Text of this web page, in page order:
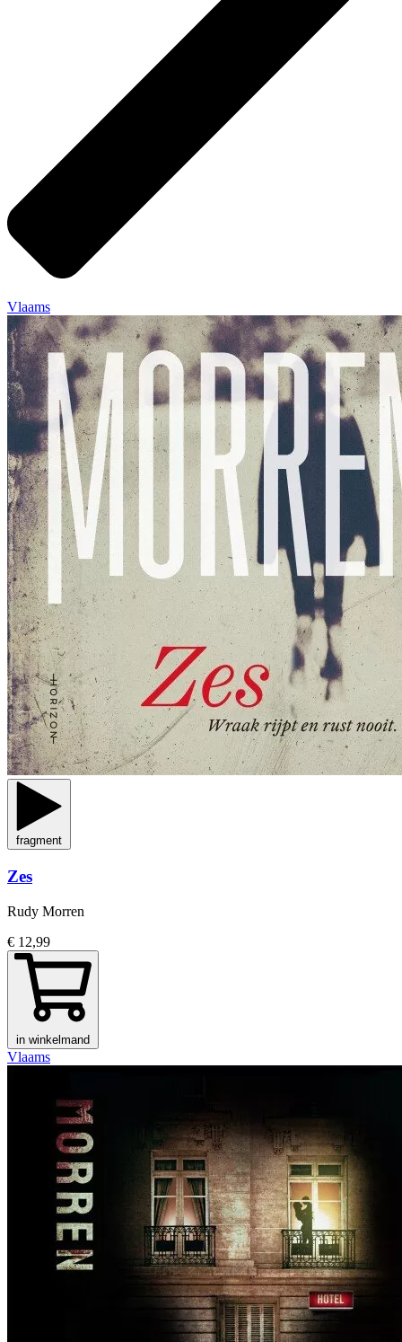
Vlaams
fragment
Zes
Rudy Morren
€ 12,99
in winkelmand
Vlaams